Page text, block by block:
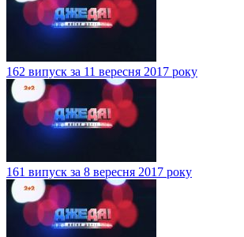
162 випуск за 11 вересня 2017 року
161 випуск за 8 вересня 2017 року